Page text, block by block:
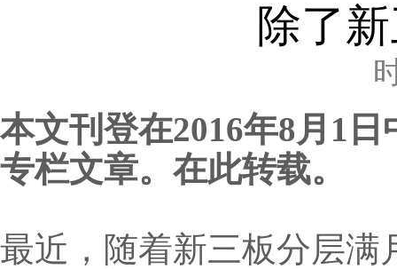
除了
本文刊登在2016年8月 1
专栏文章。在此转载。
最近，随着新三板分层满